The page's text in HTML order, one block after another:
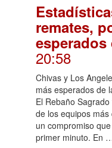
remates,
esperados
20:58
Chivas y Los
más esperados de
El Rebaño
de los equipos
un compromiso
primer minuto. En